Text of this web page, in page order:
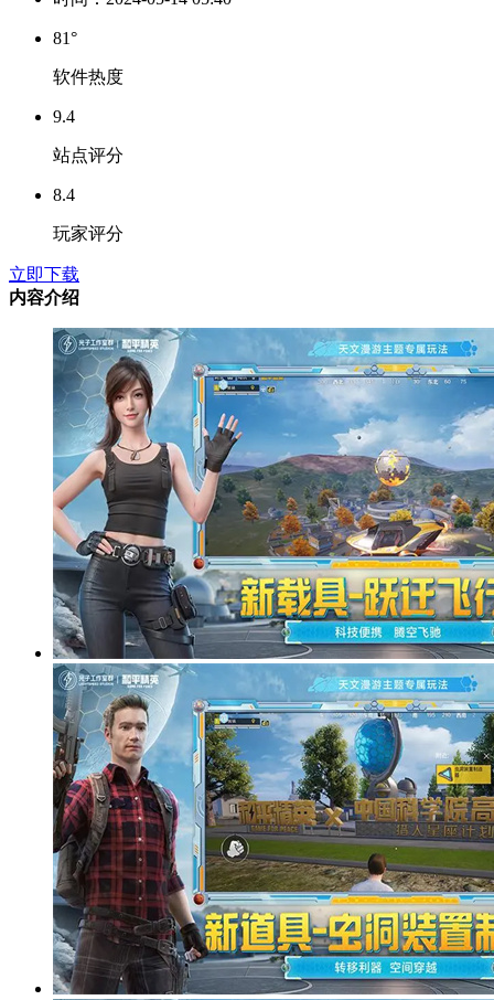
81°
软件热度
9.4
站点评分
8.4
玩家评分
立即下载
内容介绍